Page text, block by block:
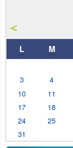
L M
3
4
10
11
17
18
24
25
31